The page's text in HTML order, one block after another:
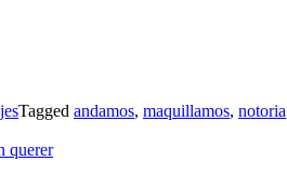
Tagged andamos, maquillamos, notoria
querer